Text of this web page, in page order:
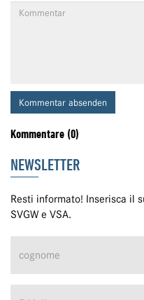
Kommentar absenden
Kommentare (0)
NEWSLETTER
Resti informato! Inserisca il
SVGW e VSA.